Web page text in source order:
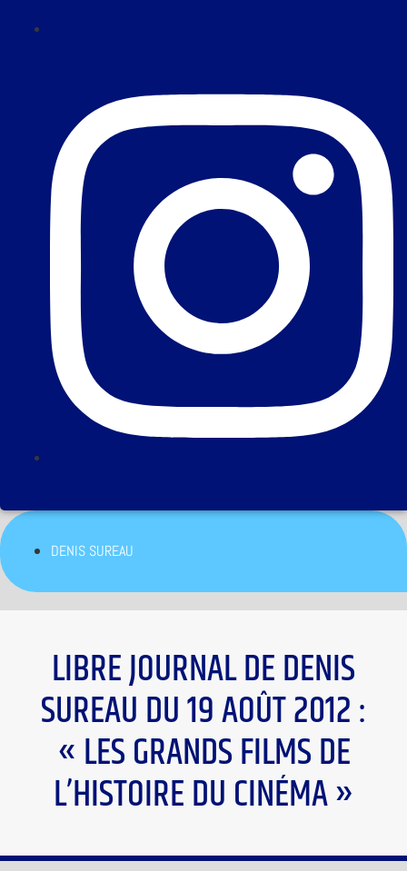
DENIS SUREAU
LIBRE JOURNAL DE DENIS
SUREAU DU 19 AOÛT 2012 :
« LES GRANDS FILMS DE
L’HISTOIRE DU CINÉMA »